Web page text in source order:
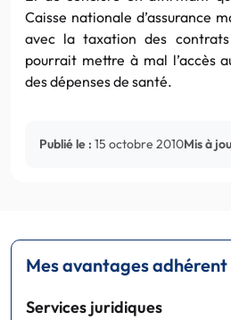
Caisse nationale d’assurance
avec la taxation des
pourrait mettre à mal l’accès
des dépenses de santé.
Publié le : 15 octobre 2010Mis à
Mes avantages adhérent
Services juridiques